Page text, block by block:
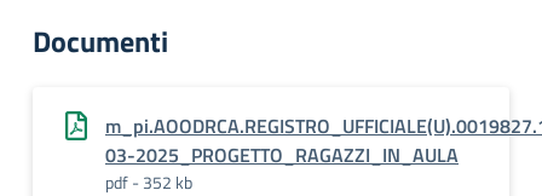
Documenti
03-2025_PROGETTO_RAGAZZI_IN_AULA
pdf - 352 kb